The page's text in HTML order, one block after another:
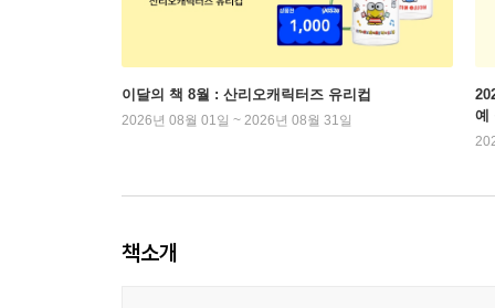
이달의 책 8월 : 산리오캐릭터즈 유리컵
2026년 08월 01일 ~ 2026년 08월 31일
예
책소개